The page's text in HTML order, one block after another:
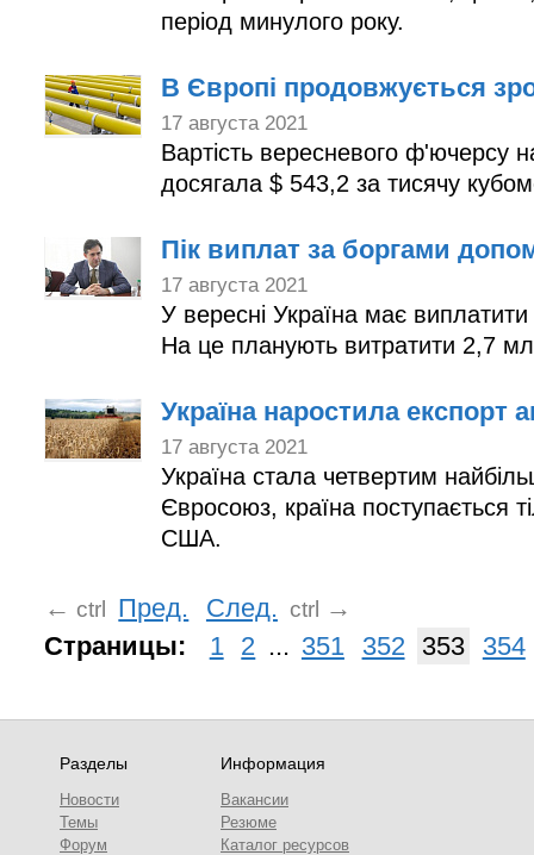
період минулого року.
В Європі продовжується
17 августа 2021
Вартість вересневого ф'ючерсу
досягала $ 543,2 за тисячу
Пік виплат за боргами
17 августа 2021
У вересні Україна має
На це планують витратити 2,7
Україна наростила експорт
17 августа 2021
Україна стала четвертим
Євросоюз, країна поступається
США.
← ctrl Пред. След. ctrl
→
Страницы:
1 2 ... 351 352 353 354
Разделы
Новости
Темы
Форум
Информация
Вакансии
Резюме
Каталог ресурсов